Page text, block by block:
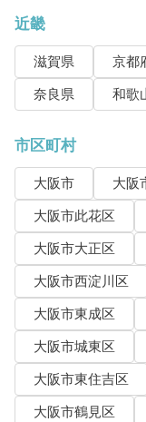
近畿
滋賀県 京都
奈良県
和歌
市区町村
大阪市 大阪
大阪市此花区
大阪市大正区
大阪市西淀川区
大阪市東成区
大阪市城東区
大阪市東住吉区
大阪市鶴見区